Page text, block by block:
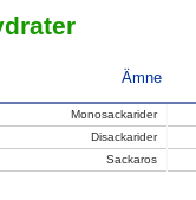
Ämne
Monosackarider
Disackarider
Sackaros